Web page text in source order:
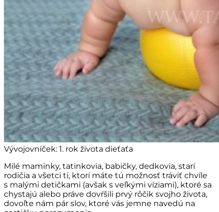
Vývojovníček: 1. rok života dieťaťa
Milé maminky, tatinkovia, babičky, dedkovia, starí
rodičia a všetci tí, ktorí máte tú možnosť tráviť chvíle
s malými detičkami (avšak s veľkými víziami), ktoré sa
chystajú alebo práve dovŕšili prvý rôčik svojho života,
dovoľte nám pár slov, ktoré vás jemne navedú na